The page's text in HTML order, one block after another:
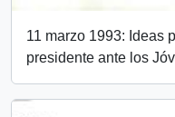
11 marzo 1993: Ideas
presidente ante los